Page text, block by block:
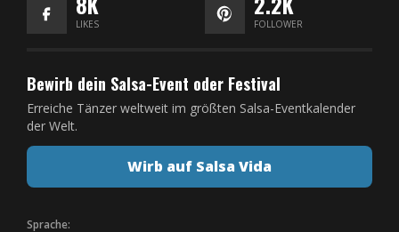
LIKES FOLLOWER
Bewirb dein Salsa-Event oder Festival
Erreiche Tänzer weltweit im größten Salsa-Eventkalender
der Welt.
Wirb auf Salsa Vida
Sprache: